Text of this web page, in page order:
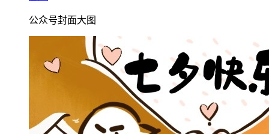
公众号封面大图